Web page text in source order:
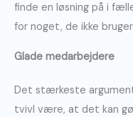
finde en løsning på i
for noget, de ikke
Glade medarbejdere
Det stærkeste
tvivl være, at det kan